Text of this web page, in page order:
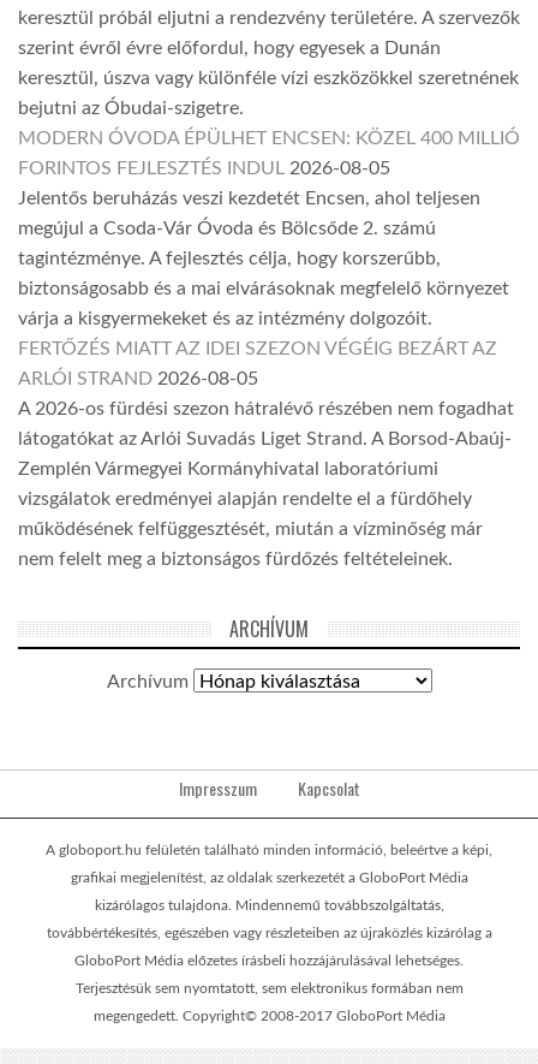
keresztül próbál eljutni a rendezvény területére. A szervezők
szerint évről évre előfordul, hogy egyesek a Dunán
keresztül, úszva vagy különféle vízi eszközökkel szeretnének
bejutni az Óbudai-szigetre.
MODERN ÓVODA ÉPÜLHET ENCSEN: KÖZEL 400 MILLIÓ
FORINTOS FEJLESZTÉS INDUL 2026-08-05
Jelentős beruházás veszi kezdetét Encsen, ahol teljesen
megújul a Csoda-Vár Óvoda és Bölcsőde 2. számú
tagintézménye. A fejlesztés célja, hogy korszerűbb,
biztonságosabb és a mai elvárásoknak megfelelő környezet
várja a kisgyermekeket és az intézmény dolgozóit.
FERTŐZÉS MIATT AZ IDEI SZEZON VÉGÉIG BEZÁRT AZ
ARLÓI STRAND 2026-08-05
A 2026-os fürdési szezon hátralévő részében nem fogadhat
látogatókat az Arlói Suvadás Liget Strand. A Borsod-Abaúj-
Zemplén Vármegyei Kormányhivatal laboratóriumi
vizsgálatok eredményei alapján rendelte el a fürdőhely
működésének felfüggesztését, miután a vízminőség már
nem felelt meg a biztonságos fürdőzés feltételeinek.
ARCHÍVUM
Archívum
Impresszum Kapcsolat
A globoport.hu felületén található minden információ, beleértve a képi,
grafikai megjelenítést, az oldalak szerkezetét a GloboPort Média
kizárólagos tulajdona. Mindennemű továbbszolgáltatás,
továbbértékesítés, egészében vagy részleteiben az újraközlés kizárólag a
GloboPort Média előzetes írásbeli hozzájárulásával lehetséges.
Terjesztésük sem nyomtatott, sem elektronikus formában nem
megengedett. Copyright© 2008-2017 GloboPort Média